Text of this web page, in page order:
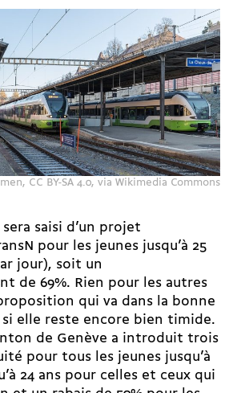
, CC BY-SA 4.0, via Wikimedia Commons
saisi d’un projet
pour les jeunes jusqu’à 25
jour), soit un
de 69%. Rien pour les autres
qui va dans la bonne
elle reste encore bien timide.
de Genève a introduit trois
pour tous les jeunes jusqu’à
24 ans pour celles et ceux qui